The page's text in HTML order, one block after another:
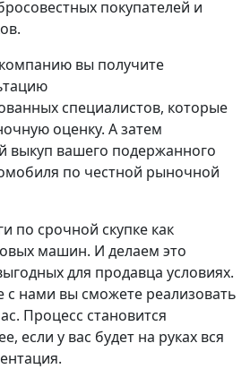
покупателей и
вы получите
специалистов, которые
оценку. А затем
выкуп вашего подержанного
по честной рыночной
по срочной скупке как
машин. И делаем это
для продавца условиях.
с нами вы сможете реализовать
Процесс становится
если у вас будет на руках вся